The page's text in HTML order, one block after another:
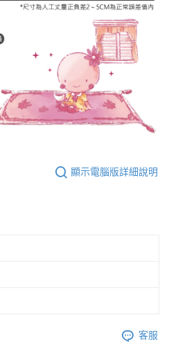
顯示電腦版詳細說明
客服